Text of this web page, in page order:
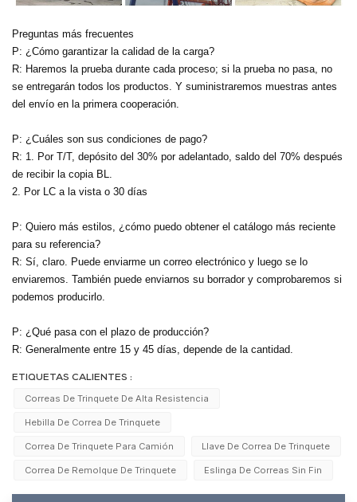
Preguntas más frecuentes
P: ¿Cómo garantizar la calidad de la carga?
R: Haremos la prueba durante cada proceso; si la prueba no pasa, no
se entregarán todos los productos. Y suministraremos muestras antes
del envío en la primera cooperación.
P: ¿Cuáles son sus condiciones de pago?
R: 1. Por T/T, depósito del 30% por adelantado, saldo del 70% después
de recibir la copia BL.
2. Por LC a la vista o 30 días
P: Quiero más estilos, ¿cómo puedo obtener el catálogo más reciente
para su referencia?
R: Sí, claro. Puede enviarme un correo electrónico y luego se lo
enviaremos. También puede enviarnos su borrador y comprobaremos si
podemos producirlo.
P: ¿Qué pasa con el plazo de producción?
R: Generalmente entre 15 y 45 días, depende de la cantidad.
ETIQUETAS CALIENTES :
Correas De Trinquete De Alta Resistencia
Hebilla De Correa De Trinquete
Correa De Trinquete Para Camión Llave De Correa De Trinquete
Correa De Remolque De Trinquete Eslinga De Correas Sin Fin